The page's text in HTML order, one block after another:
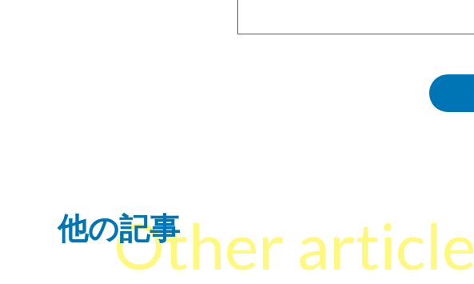
他の記事
Other article